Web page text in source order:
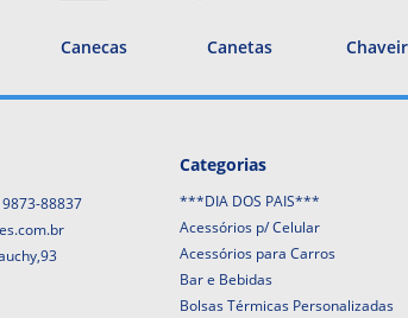
Canecas Canetas
88837
Categorias
***DIA DOS PAIS***
Acessórios p/ Celular
Acessórios para Carros
Bar e Bebidas
Bolsas Térmicas Personalizadas